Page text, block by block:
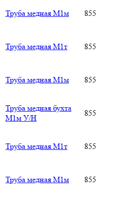
Труба медная М1м 855
Труба медная М1т 855
Труба медная М1м 855
Труба медная бухта
М1м У/Н
855
Труба медная М1т 855
Труба медная М1м 855